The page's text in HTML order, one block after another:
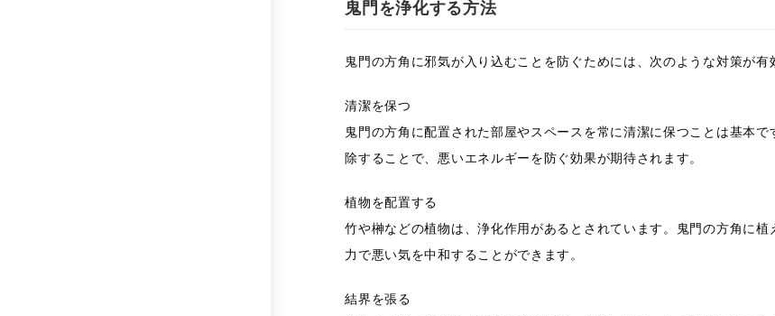
鬼門を浄化する方法
鬼門の方角に邪気が入り込むことを防ぐためには、次のような対策が有
清潔を保つ
鬼門の方角に配置された部屋やスペースを常に清潔に保つことは基本で
除することで、悪いエネルギーを防ぐ効果が期待されます。
植物を配置する
竹や榊などの植物は、浄化作用があるとされています。鬼門の方角に植
力で悪い気を中和することができます。
結界を張る